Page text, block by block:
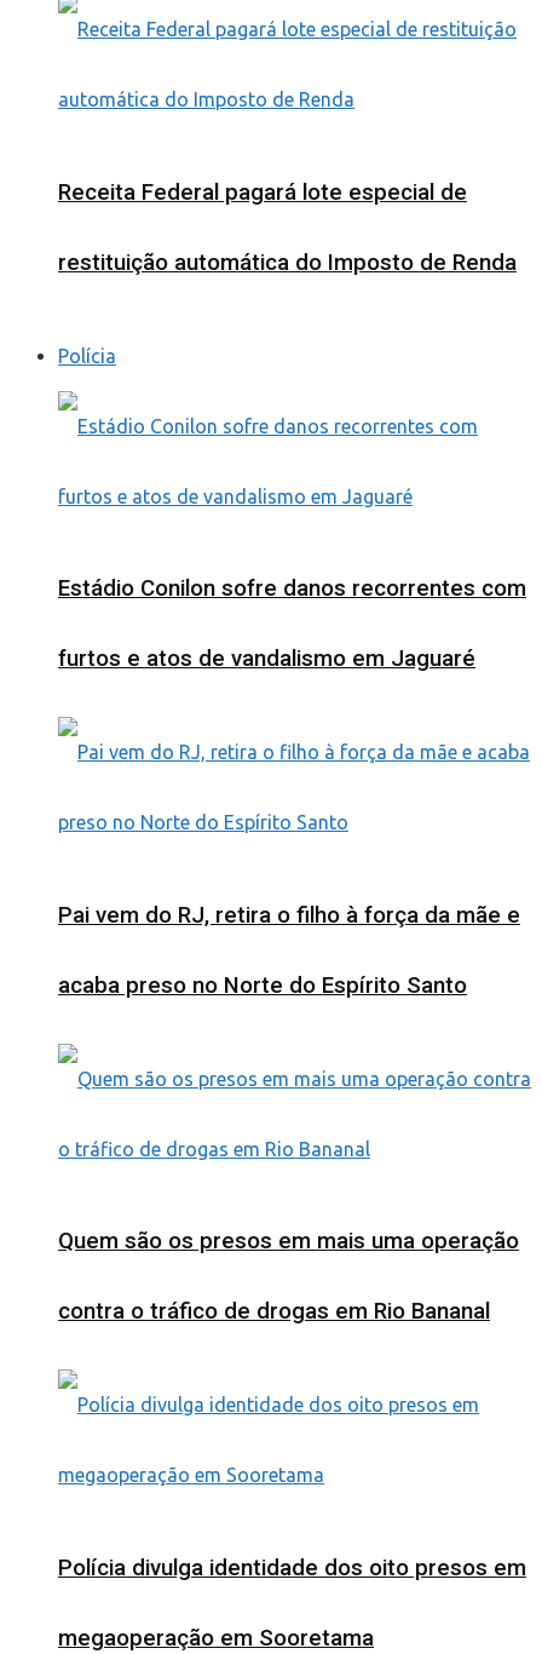
Receita Federal pagará lote especial de
restituição automática do Imposto de Renda
Polícia
Estádio Conilon sofre danos recorrentes com
furtos e atos de vandalismo em Jaguaré
Pai vem do RJ, retira o filho à força da mãe e
acaba preso no Norte do Espírito Santo
Quem são os presos em mais uma operação
contra o tráfico de drogas em Rio Bananal
Polícia divulga identidade dos oito presos em
megaoperação em Sooretama